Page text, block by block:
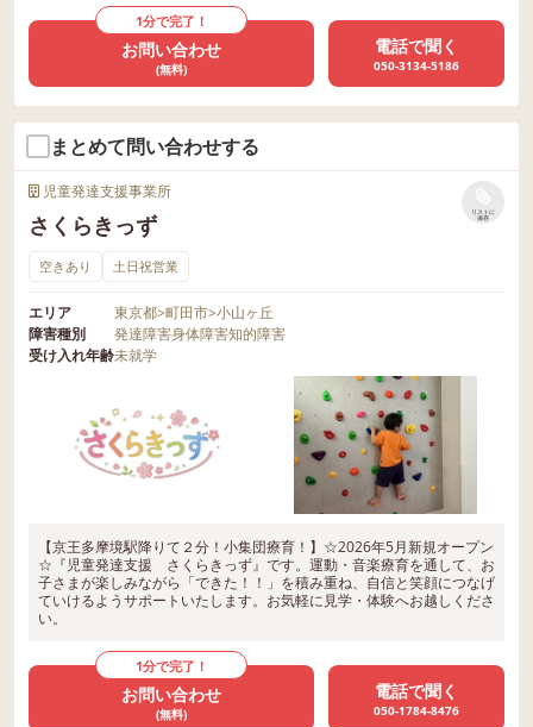
1分で完了！
お問い合わせ
(無料)
電話で聞く
050-3134-5186
まとめて問い合わせする
児童発達支援事業所
さくらきっず
リストに
保存
空きあり 土日祝営業
エリア 東京都>町田市>小山ヶ丘
障害種別
発達障害身体障害知的障害
受け入れ年齢未就学
【京王多摩境駅降りて２分！小集団療育！】☆2026年5月新規オープン
☆『児童発達支援 さくらきっず』です。運動・音楽療育を通して、お
子さまが楽しみながら「できた！！」を積み重ね、自信と笑顔につなげ
ていけるようサポートいたします。お気軽に見学・体験へお越しくださ
い。
1分で完了！
お問い合わせ
(無料)
電話で聞く
050-1784-8476